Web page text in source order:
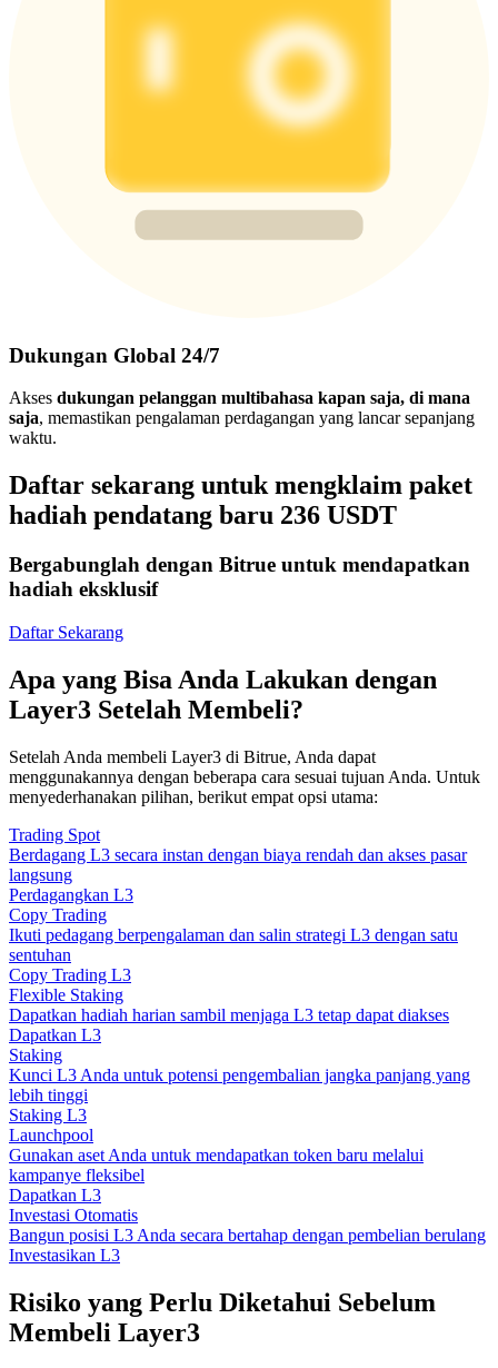
Dukungan Global 24/7
Akses dukungan pelanggan multibahasa kapan saja, di mana
saja, memastikan pengalaman perdagangan yang lancar sepanjang
waktu.
Daftar sekarang untuk mengklaim paket
hadiah pendatang baru 236 USDT
Bergabunglah dengan Bitrue untuk mendapatkan
hadiah eksklusif
Daftar Sekarang
Apa yang Bisa Anda Lakukan dengan
Layer3 Setelah Membeli?
Setelah Anda membeli Layer3 di Bitrue, Anda dapat
menggunakannya dengan beberapa cara sesuai tujuan Anda. Untuk
menyederhanakan pilihan, berikut empat opsi utama:
Trading Spot
Berdagang L3 secara instan dengan biaya rendah dan akses pasar
langsung
Perdagangkan L3
Copy Trading
Ikuti pedagang berpengalaman dan salin strategi L3 dengan satu
sentuhan
Copy Trading L3
Flexible Staking
Dapatkan hadiah harian sambil menjaga L3 tetap dapat diakses
Dapatkan L3
Staking
Kunci L3 Anda untuk potensi pengembalian jangka panjang yang
lebih tinggi
Staking L3
Launchpool
Gunakan aset Anda untuk mendapatkan token baru melalui
kampanye fleksibel
Dapatkan L3
Investasi Otomatis
Bangun posisi L3 Anda secara bertahap dengan pembelian berulang
Investasikan L3
Risiko yang Perlu Diketahui Sebelum
Membeli Layer3